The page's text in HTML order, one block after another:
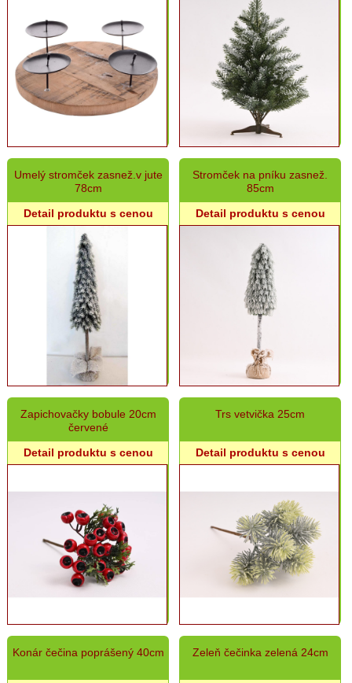
Umelý stromček zasnež.v jute
78cm
Detail produktu s cenou
Stromček na pníku zasnež.
85cm
Detail produktu s cenou
Zapichovačky bobule 20cm
červené
Detail produktu s cenou
Trs vetvička 25cm
Detail produktu s cenou
Konár čečina poprášený 40cm Zeleň čečinka zelená 24cm